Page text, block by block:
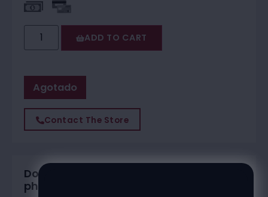
ADD TO CART
Agotado
Contact The Store
Do you want to buy in one of our
physical stores?